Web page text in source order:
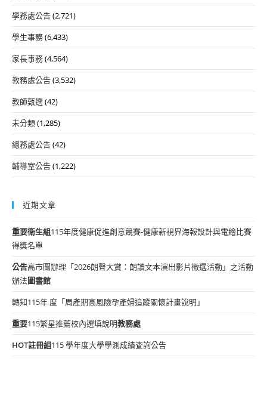
學務處公告(2,721)
學生事務(6,433)
家長事務(4,564)
教務處公告(3,532)
教師甄選(42)
未分類(1,285)
總務處公告(42)
輔導室公告(1,222)
近期文章
重要衛生組115年度健康促進創意競賽-健康新視界海報設計與電繪比賽
得獎名單
公告高市圖辦理「2026朗聲大賞：朗讀文本演出影片徵選活動」之活動
辦法圖書館
轉知115年 度「周產期高風險孕產婦追蹤關懷計畫說明」
重要115繁星推薦校內選填說明教務處
HOT註冊組115 學年度大學學測成績查詢公告